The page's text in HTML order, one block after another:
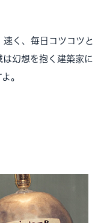
く、毎日コツコツと
幻想を抱く建築家に
。